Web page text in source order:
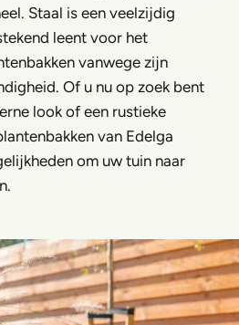
Staal is een veelzijdig
leent voor het
vanwege zijn
Of u nu op zoek bent
look of een rustieke
van Edelga
om uw tuin naar